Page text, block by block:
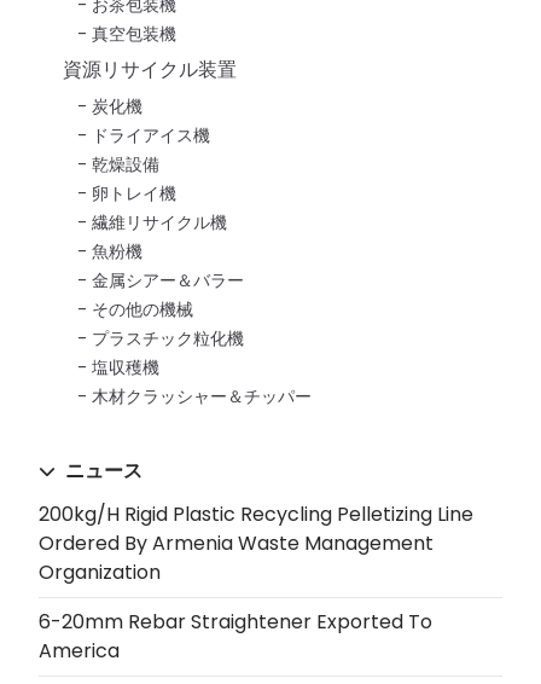
真空包装機
資源リサイクル装置
炭化機
ドライアイス機
乾燥設備
卵トレイ機
繊維リサイクル機
魚粉機
金属シアー＆バラー
その他の機械
プラスチック粒化機
塩収穫機
木材クラッシャー＆チッパー
ニュース
200kg/h Rigid Plastic Recycling Pelletizing Line
Ordered By Armenia Waste Management
Organization
6-20mm Rebar Straightener Exported To
America